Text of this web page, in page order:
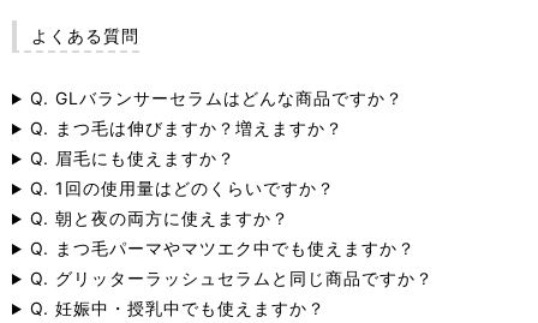
よくある質問
Q. GLバランサーセラムはどんな商品ですか？
Q. まつ毛は伸びますか？増えますか？
Q. 眉毛にも使えますか？
Q. 1回の使用量はどのくらいですか？
Q. 朝と夜の両方に使えますか？
Q. まつ毛パーマやマツエク中でも使えますか？
Q. グリッターラッシュセラムと同じ商品ですか？
Q. 妊娠中・授乳中でも使えますか？